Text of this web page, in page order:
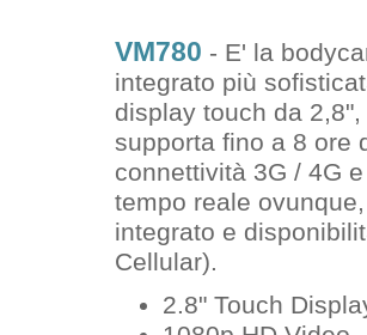
VM780 - E' la
integrato più
display touch da
supporta fino a 8 ore
connettività 3G / 4G
tempo reale
integrato e
Cellular).
2.8" Touch